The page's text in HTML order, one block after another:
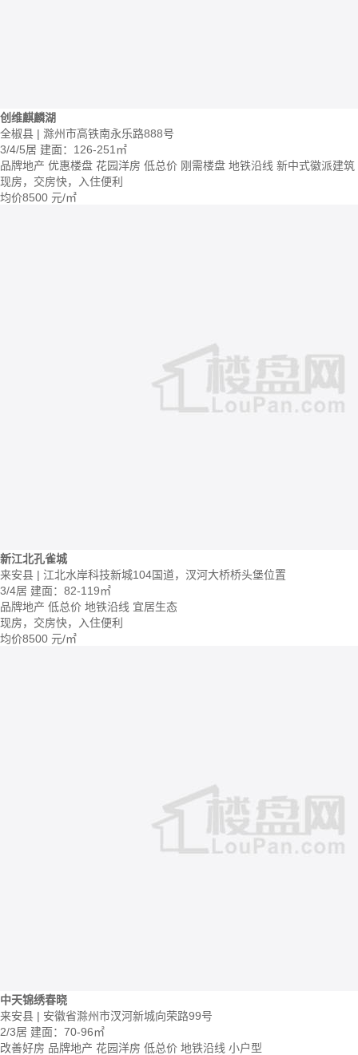
创维麒麟湖
全椒县 | 滁州市高铁南永乐路888号
3/4/5居 建面：126-251㎡
品牌地产 优惠楼盘 花园洋房 低总价 刚需楼盘 地铁沿线 新中式徽派建筑
现房，交房快，入住便利
均价8500 元/㎡
新江北孔雀城
来安县 | 江北水岸科技新城104国道，汊河大桥桥头堡位置
3/4居 建面：82-119㎡
品牌地产 低总价 地铁沿线 宜居生态
现房，交房快，入住便利
均价8500 元/㎡
中天锦绣春晓
来安县 | 安徽省滁州市汊河新城向荣路99号
2/3居 建面：70-96㎡
改善好房 品牌地产 花园洋房 低总价 地铁沿线 小户型